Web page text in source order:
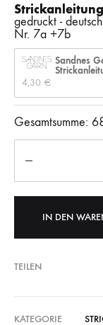
Strickanleitung
gedruckt -
Nr. 7a +7b
Sandnes
4,30 €
Gesamtsumme:
Anzahl
IN DEN
TEILEN
KATEGORIE